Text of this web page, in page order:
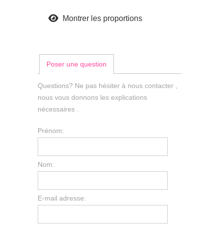
Montrer les proportions
Poser une question
Questions? Ne pas hésiter à nous contacter ,
nous vous donnons les explications
nécessaires .
Prénom:
Nom:
E-mail adresse: